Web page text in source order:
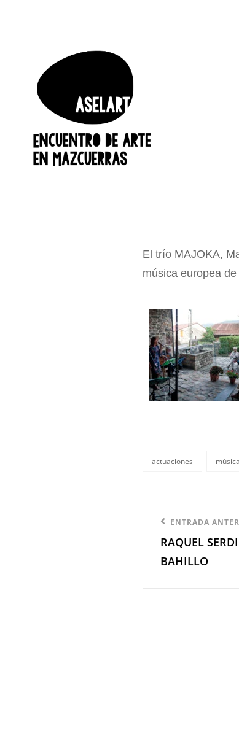
El trío MAJOKA,
música europea
actuaciones música
de
entradas
Entrada
anterior
ENTRADA
RAQUEL
BAHILLO